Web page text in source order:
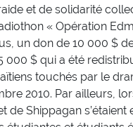
et de solidarité
« Opération
un don de 10 000 $
000 $ qui a été
touchés par le
2010. Par ailleurs,
de Shippagan